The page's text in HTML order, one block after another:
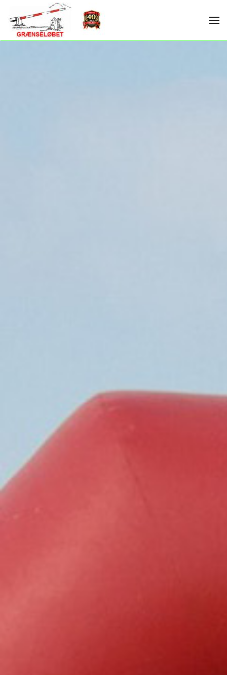
Skip to main content